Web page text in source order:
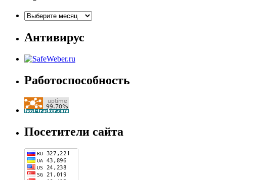
Архивы
Антивирус
Работоспособность
Посетители сайта